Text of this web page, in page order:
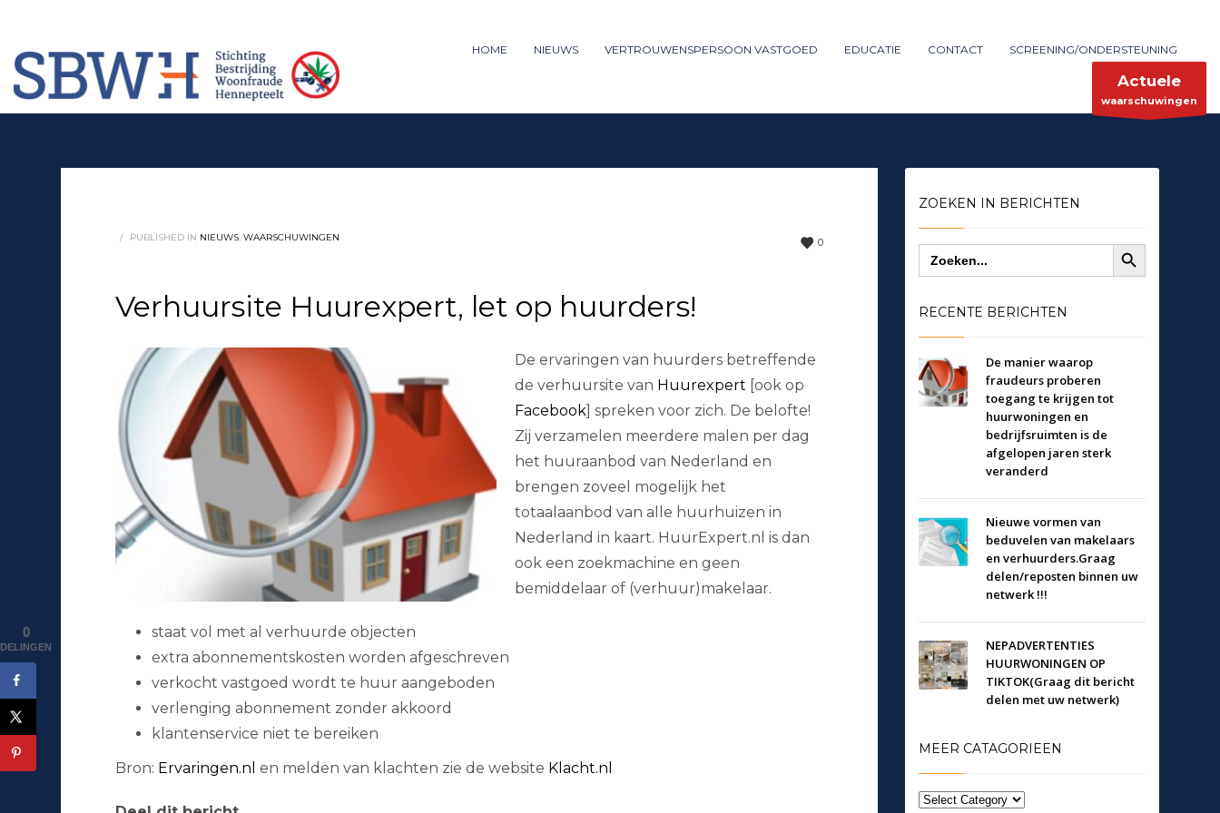
×
1 Login or create new account.
If you still have problems, please let us know, by sending an email to support@website.com . Thank you!
Mon-Fri 9:00AM - 6:00AM
HOME NIEUWS VERTROUWENSPERSOON VASTGOED EDUCATIE CONTACT SCREENING/ONDERSTEUNING
Actuele
waarschuwingen
0
/ PUBLISHED IN NIEUWS, WAARSCHUWINGEN
Verhuursite Huurexpert, let op huurders!
De ervaringen van huurders betreffende
de verhuursite van Huurexpert [ook op
Facebook] spreken voor zich. De belofte!
Zij verzamelen meerdere malen per dag
het huuraanbod van Nederland en
brengen zoveel mogelijk het
totaalaanbod van alle huurhuizen in
Nederland in kaart. HuurExpert.nl is dan
ook een zoekmachine en geen
bemiddelaar of (verhuur)makelaar.
staat vol met al verhuurde objecten
extra abonnementskosten worden afgeschreven
verkocht vastgoed wordt te huur aangeboden
verlenging abonnement zonder akkoord
klantenservice niet te bereiken
Bron: Ervaringen.nl en melden van klachten zie de website Klacht.nl
ZOEKEN IN BERICHTEN
Zoek
naar:
Zoekknop
RECENTE BERICHTEN
De manier waarop
fraudeurs proberen
toegang te krijgen tot
huurwoningen en
bedrijfsruimten is de
afgelopen jaren sterk
veranderd
Nieuwe vormen van
beduvelen van makelaars
en verhuurders.Graag
delen/reposten binnen uw
netwerk !!!
NEPADVERTENTIES
HUURWONINGEN OP
TIKTOK(Graag dit bericht
delen met uw netwerk)
MEER CATAGORIEEN
0
DELINGEN